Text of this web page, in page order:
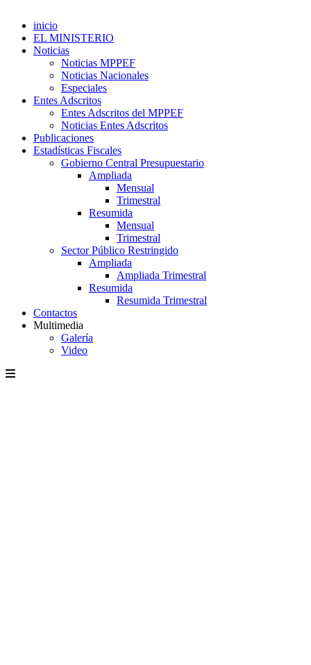
inicio
EL MINISTERIO
Noticias
Noticias MPPEF
Noticias Nacionales
Especiales
Entes Adscritos
Entes Adscritos del MPPEF
Noticias Entes Adscritos
Publicaciones
Estadísticas Fiscales
Gobierno Central Presupuestario
Ampliada
Mensual
Trimestral
Resumida
Mensual
Trimestral
Sector Público Restringido
Ampliada
Ampliada Trimestral
Resumida
Resumida Trimestral
Contactos
Multimedia
Galería
Video